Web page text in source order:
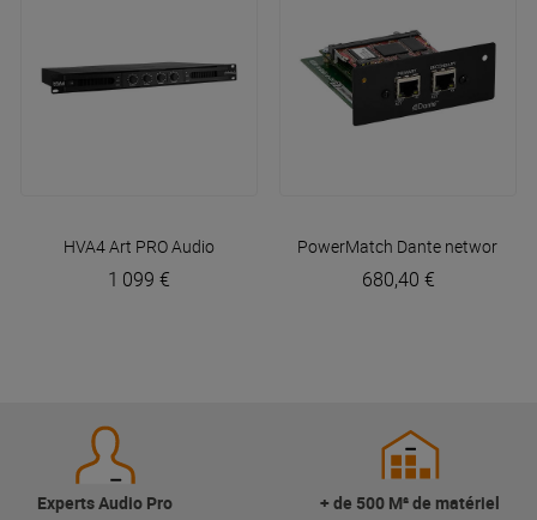
HVA4Art PRO Audio
1 099 €
PowerMatch Dante network
680,40 €
Experts Audio Pro + de 500 M² de matériel